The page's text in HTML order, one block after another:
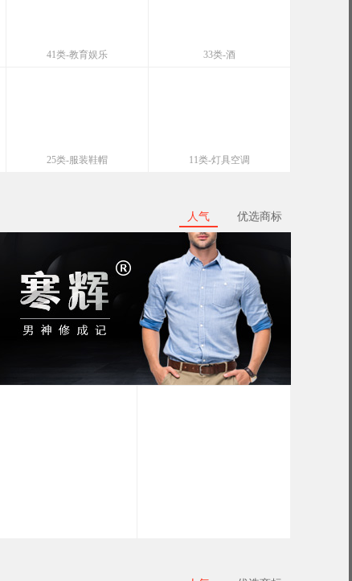
41类-教育娱乐 33类-酒
25类-服装鞋帽 11类-灯具空调
人气 优选商标